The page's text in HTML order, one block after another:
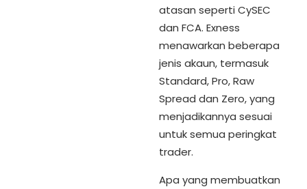
atasan seperti CySEC
dan FCA. Exness
menawarkan beberapa
jenis akaun, termasuk
Standard, Pro, Raw
Spread dan Zero, yang
menjadikannya sesuai
untuk semua peringkat
trader.
Apa yang membuatkan